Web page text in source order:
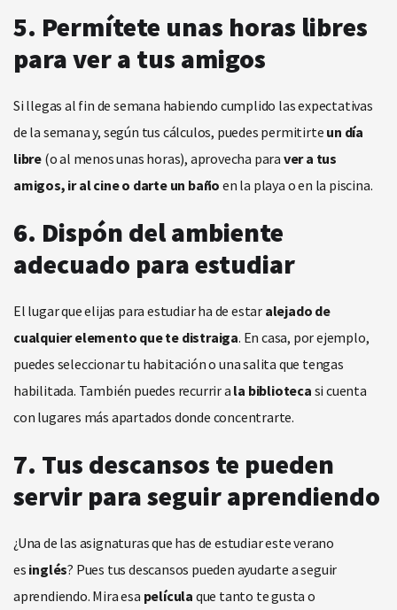
5. Permítete unas horas libres
para ver a tus amigos
Si llegas al fin de semana habiendo cumplido las expectativas
de la semana y, según tus cálculos, puedes permitirte un día
libre (o al menos unas horas), aprovecha para ver a tus
amigos, ir al cine o darte un baño en la playa o en la piscina.
6. Dispón del ambiente
adecuado para estudiar
El lugar que elijas para estudiar ha de estar alejado de
cualquier elemento que te distraiga. En casa, por ejemplo,
puedes seleccionar tu habitación o una salita que tengas
habilitada. También puedes recurrir a la biblioteca si cuenta
con lugares más apartados donde concentrarte.
7. Tus descansos te pueden
servir para seguir aprendiendo
¿Una de las asignaturas que has de estudiar este verano
es inglés? Pues tus descansos pueden ayudarte a seguir
aprendiendo. Mira esa película que tanto te gusta o